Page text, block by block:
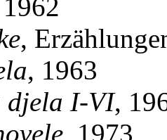
,
, 1963
djela I-VI,
, 1973